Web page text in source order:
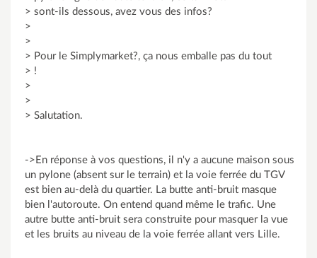
> sont-ils dessous, avez vous des infos?
>
>
> Pour le Simplymarket?, ça nous emballe pas du tout
> !
>
>
> Salutation.
->En réponse à vos questions, il n'y a aucune maison sous
un pylone (absent sur le terrain) et la voie ferrée du TGV
est bien au-delà du quartier. La butte anti-bruit masque
bien l'autoroute. On entend quand même le trafic. Une
autre butte anti-bruit sera construite pour masquer la vue
et les bruits au niveau de la voie ferrée allant vers Lille.